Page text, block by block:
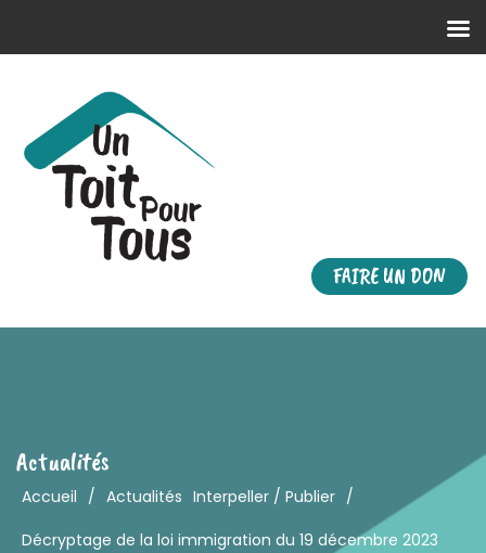
FAIRE UN DON
Actualités
Accueil / Actualités Interpeller / Publier /
Décryptage de la loi immigration du 19 décembre 2023